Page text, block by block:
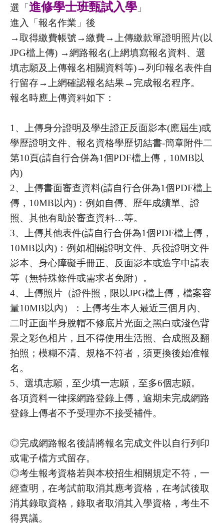
選「 進修學士班甄試入學 」
進入「報名作業」後
→取得繳費帳號→繳費→上傳繳款單證明照片(以
JPG檔上傳) →網路報名(上網填寫報名資料、選
填志願及上傳報名相關資料等)→列印報名表件自
行留存→上網確認報名結果→完成報名程序。
報名時應上傳資料如下：
1、上傳身分證明及學生證正反面影本(應屆生)或
學歷證明文件、報名資格學歷切結書-簡章附件二
第10頁(請自行合併為1個PDF檔上傳，10MB以
內)
2、上傳書面審查資料(請自行合併為1個PDF檔上
傳，10MB以內)：例如自傳、歷年成績單、證
照、其他有助於審查資料…等。
3、上傳其他表件(請自行合併為1個PDF檔上傳，
10MB以內)：例如相關證明文件、兵役證明文件
影本、身心障礙手冊正、反面影本或造字申請表
等（無特殊條件或需求者免附）。
4、上傳照片（證件照，限以JPG檔上傳，檔案容
量10MB以內）：上傳考生本人最近三個月內、
二吋正面半身脫帽不修底片光面之黑白或淺色背
景之彩色相片，且不得使用生活照、合成照及翻
拍照；模糊不清、規格不符者，須更換後始准報
名。
5、選填志願，至少填一志願，至多6個志願。
各項資料一律採網路登錄上傳，逾期未完成網路
登錄上傳者不予受理亦不接受補件。
◎完成網路報名後請將報名完成文件以自行列印
或電子檔方式留存。
◎考生報考資格若與本校招生相關規定不符，一
經查明，在考試前取消其應考資格，在考試後取
消其錄取資格，錄取者取消其入學資格，考生不
得異議。